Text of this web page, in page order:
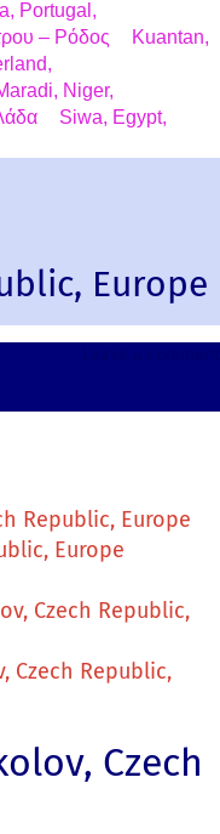
Portugal,
– Ρόδος
Kuantan,
Niger,
Siwa, Egypt,
Europe
Republic, Europe
Europe
Czech Republic,
Czech Republic,
Czech